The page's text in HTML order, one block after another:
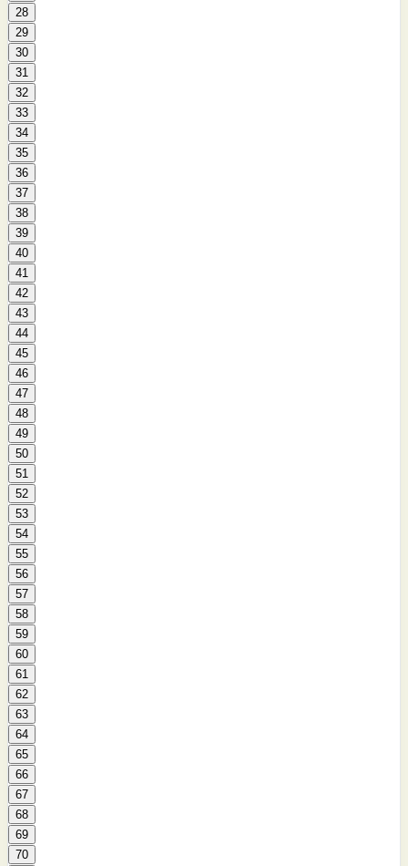
28
29
30
31
32
33
34
35
36
37
38
39
40
41
42
43
44
45
46
47
48
49
50
51
52
53
54
55
56
57
58
59
60
61
62
63
64
65
66
67
68
69
70